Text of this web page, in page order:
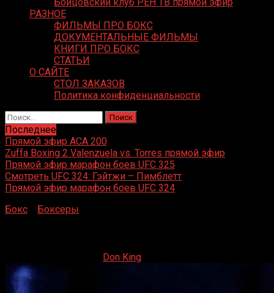
РАЗНОЕ
ФИЛЬМЫ ПРО БОКС
ДОКУМЕНТАЛЬНЫЕ ФИЛЬМЫ
КНИГИ ПРО БОКС
СТАТЬИ
О САЙТЕ
СТОЛ ЗАКАЗОВ
Политика конфиденциальности
Найти:
Последнее
Прямой эфир ACA 200
Zuffa Boxing 2 Valenzuela vs. Torres прямой эфир
Прямой эфир марафон боев UFC 325
Смотреть UFC 324: Гэйтжи – Пимблетт
Прямой эфир марафон боев UFC 324
Бокс
Боксеры
Don King